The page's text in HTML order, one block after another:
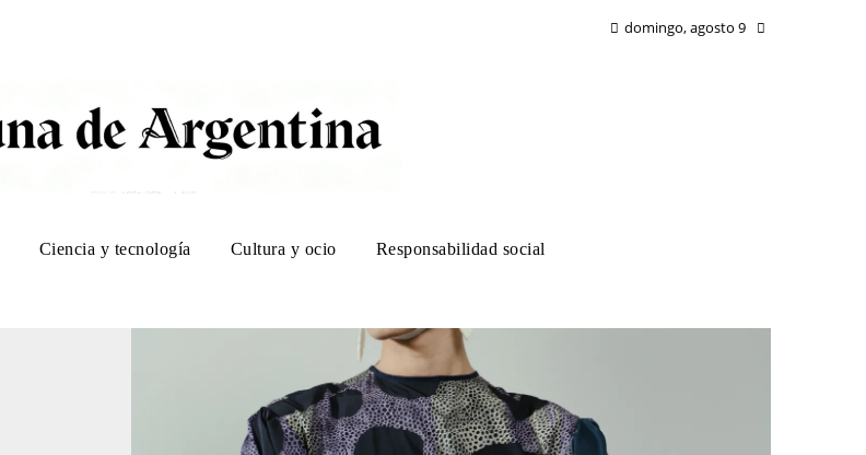
domingo, agosto 9
Ciencia y tecnología Cultura y ocio Responsabilidad social